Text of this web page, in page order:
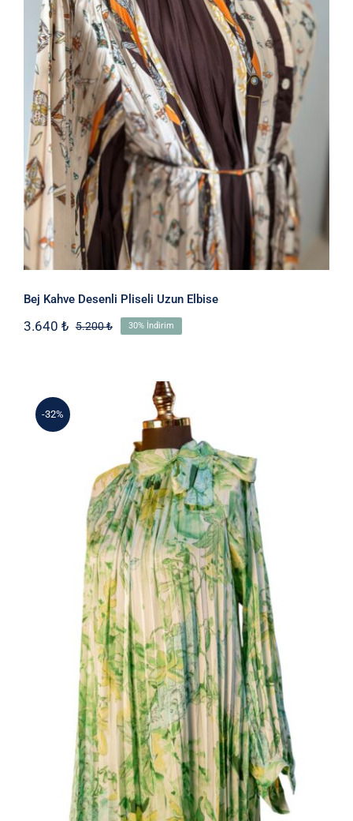
Bej Kahve Desenli Pliseli Uzun Elbise
Bej Kahve Desenli Pliseli Uzun Elbise
5.200₺Orijinal
3.640 ₺
Şu
3.640 ₺.
30% İndirim
-32%
İthal Yeşil Çiçekli Piliseli Bağlama
Detaylı Uzun Elbise